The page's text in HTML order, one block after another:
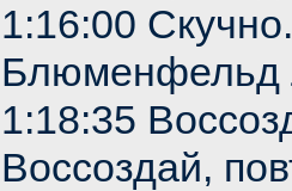
1:16:00
Блюменфельд
1:18:35
Воссоздай,